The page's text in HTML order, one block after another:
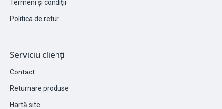
Termeni și condiții
Politica de retur
Serviciu clienți
Contact
Returnare produse
Hartă site